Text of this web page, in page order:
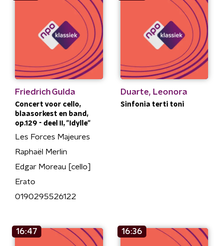
Friedrich Gulda
Concert voor cello,
blaasorkest en band,
op.129 - deel II, "Idylle"
Les Forces Majeures
Raphaël Merlin
Edgar Moreau [cello]
Erato
0190295526122
Duarte, Leonora
Sinfonia terti toni
16:47 16:36